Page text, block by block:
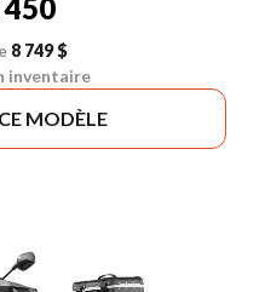
450
8 749 $
inventaire
MODÈLE